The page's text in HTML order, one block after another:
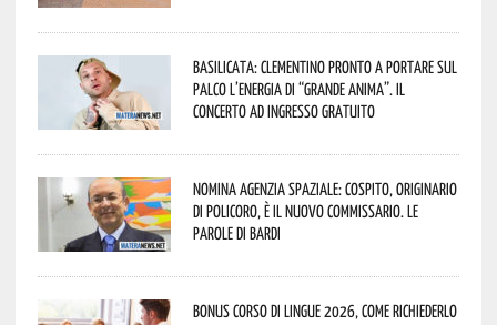
Basilicata: Clementino pronto a portare sul
palco l’energia di “Grande Anima”. Il
concerto ad ingresso gratuito
Nomina Agenzia Spaziale: Cospito, originario
di Policoro, è il nuovo commissario. Le
parole di Bardi
Bonus corso di lingue 2026, come richiederlo